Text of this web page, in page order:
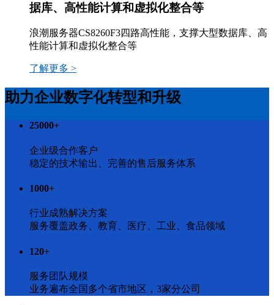
据库、高性能计算和虚拟化整合等
浪潮服务器CS8260F3四路高性能，支撑大型数据库、高
性能计算和虚拟化整合等
了解更多 >
助力企业数字化转型和升级
25000+
企业级合作客户
稳定的技术输出、完善的售后服务体系
1000+
行业成熟解决方案
服务覆盖政务、教育、医疗、工业、食品领域
120+
服务团队规模
业务遍布全国多个省市地区，3家分公司